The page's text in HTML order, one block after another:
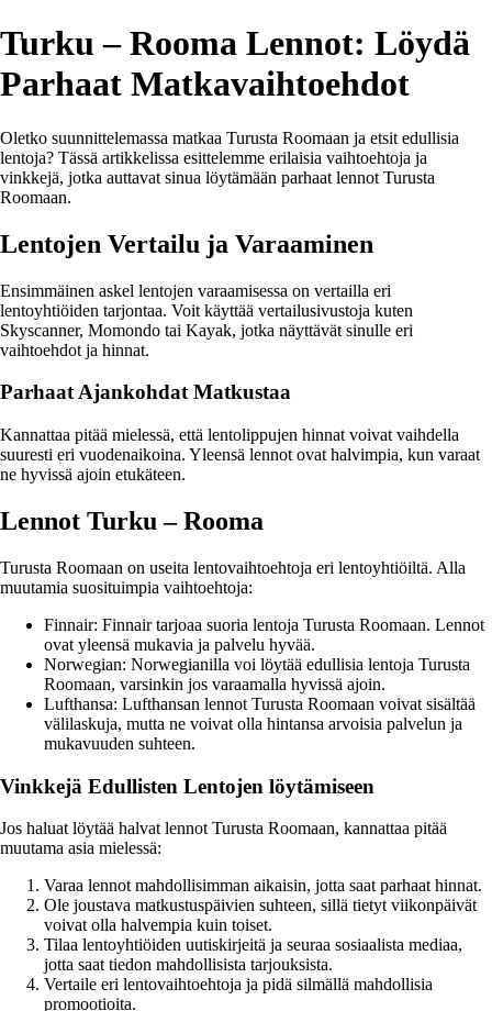
Turku – Rooma Lennot: Löydä
Parhaat Matkavaihtoehdot
Oletko suunnittelemassa matkaa Turusta Roomaan ja etsit edullisia
lentoja? Tässä artikkelissa esittelemme erilaisia vaihtoehtoja ja
vinkkejä, jotka auttavat sinua löytämään parhaat lennot Turusta
Roomaan.
Lentojen Vertailu ja Varaaminen
Ensimmäinen askel lentojen varaamisessa on vertailla eri
lentoyhtiöiden tarjontaa. Voit käyttää vertailusivustoja kuten
Skyscanner, Momondo tai Kayak, jotka näyttävät sinulle eri
vaihtoehdot ja hinnat.
Parhaat Ajankohdat Matkustaa
Kannattaa pitää mielessä, että lentolippujen hinnat voivat vaihdella
suuresti eri vuodenaikoina. Yleensä lennot ovat halvimpia, kun varaat
ne hyvissä ajoin etukäteen.
Lennot Turku – Rooma
Turusta Roomaan on useita lentovaihtoehtoja eri lentoyhtiöiltä. Alla
muutamia suosituimpia vaihtoehtoja:
Finnair: Finnair tarjoaa suoria lentoja Turusta Roomaan. Lennot
ovat yleensä mukavia ja palvelu hyvää.
Norwegian: Norwegianilla voi löytää edullisia lentoja Turusta
Roomaan, varsinkin jos varaamalla hyvissä ajoin.
Lufthansa: Lufthansan lennot Turusta Roomaan voivat sisältää
välilaskuja, mutta ne voivat olla hintansa arvoisia palvelun ja
mukavuuden suhteen.
Vinkkejä Edullisten Lentojen löytämiseen
Jos haluat löytää halvat lennot Turusta Roomaan, kannattaa pitää
muutama asia mielessä:
Varaa lennot mahdollisimman aikaisin, jotta saat parhaat hinnat.
Ole joustava matkustuspäivien suhteen, sillä tietyt viikonpäivät
voivat olla halvempia kuin toiset.
Tilaa lentoyhtiöiden uutiskirjeitä ja seuraa sosiaalista mediaa,
jotta saat tiedon mahdollisista tarjouksista.
Vertaile eri lentovaihtoehtoja ja pidä silmällä mahdollisia
promootioita.